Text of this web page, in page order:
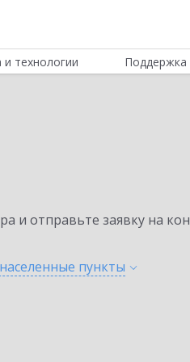
технологии Поддержка
отправьте заявку на
пункты